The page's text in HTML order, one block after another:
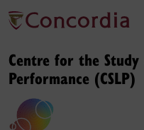
Centre for the
Performance (CSLP)